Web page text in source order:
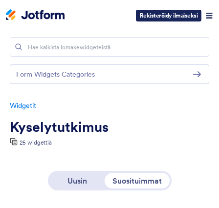
Rekisteröidy ilmaiseksi
Widgetit
Kyselytutkimus
25 widgettiä
Uusin Suosituimmat
Form Widgets Categories